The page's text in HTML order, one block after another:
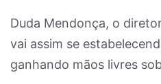
Duda Mendonça, o
vai assim se
ganhando mãos livres